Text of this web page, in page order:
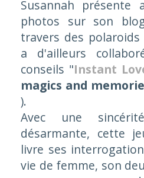
Susannah présente
photos sur son
travers des
a d'ailleurs
conseils "Instant
magics and
).
Avec une
désarmante, cette
livre ses
vie de femme, son